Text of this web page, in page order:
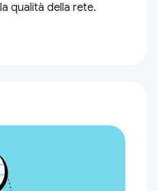
qualità della rete.